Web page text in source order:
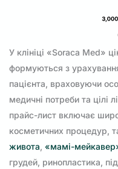
У клініці «Soraca Med»
формуються з
пацієнта, враховуючи
медичні потреби та цілі
прайс-лист включає
косметичних процедур,
живота, «мамі-
грудей, ринопластика,